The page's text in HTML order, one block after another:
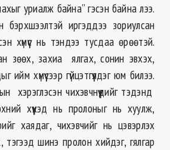
уриалж байна” гэсэн байна лээ.
иргэддээ зориулсан
хүмүүс нь тэндээ тусдаа өрөөтэй.
зөөх, захиа ялгах, сонин эвхэх,
хүмүүсээр гүйцэтгүүлдэг юм билээ.
хэрэглэсэн чихэвчнүүдийг тэдэнд
хүүхэд нь пролоныг нь хуулж,
хаядаг, чихэвчийг нь цэвэрлэх
шинэ пролон хийдэг, гялгар